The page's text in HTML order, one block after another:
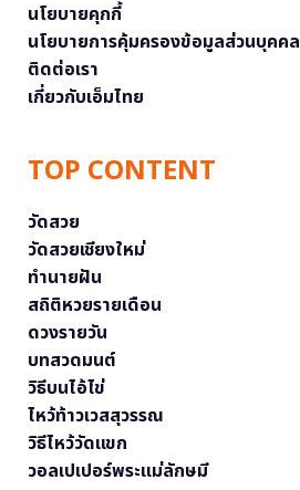
นโยบายคุกกี้
นโยบายการคุ้มครองข้อมูลส่วนบุคคล
ติดต่อเรา
เกี่ยวกับเอ็มไทย
TOP CONTENT
วัดสวย
วัดสวยเชียงใหม่
ทำนายฝัน
สถิติหวยรายเดือน
ดวงรายวัน
บทสวดมนต์
วิธีบนไอ้ไข่
ไหว้ท้าวเวสสุวรรณ
วิธีไหว้วัดแขก
วอลเปเปอร์พระแม่ลักษมี